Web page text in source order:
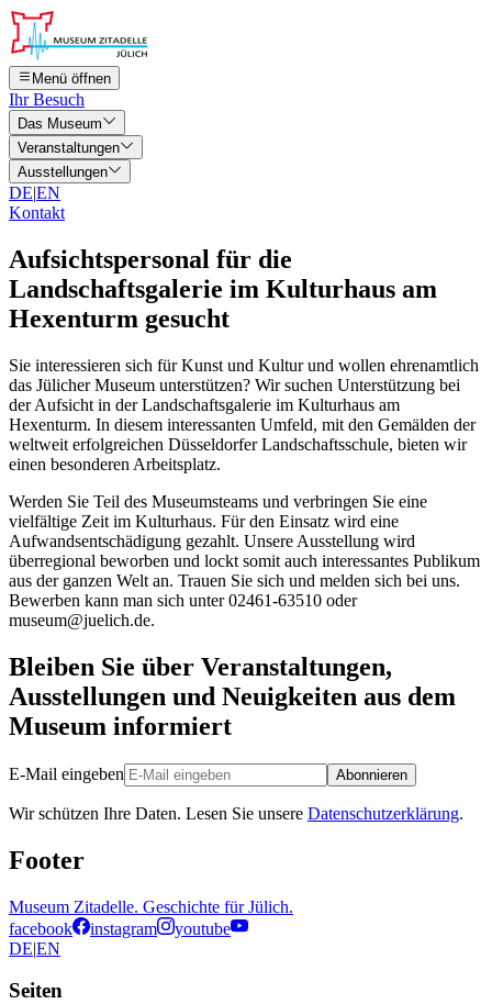
Menü öffnen
Ihr Besuch
Das Museum
Veranstaltungen
Ausstellungen
DE|EN
Kontakt
Aufsichtspersonal für die
Landschaftsgalerie im Kulturhaus am
Hexenturm gesucht
Sie interessieren sich für Kunst und Kultur und wollen ehrenamtlich
das Jülicher Museum unterstützen? Wir suchen Unterstützung bei
der Aufsicht in der Landschaftsgalerie im Kulturhaus am
Hexenturm. In diesem interessanten Umfeld, mit den Gemälden der
weltweit erfolgreichen Düsseldorfer Landschaftsschule, bieten wir
einen besonderen Arbeitsplatz.
Werden Sie Teil des Museumsteams und verbringen Sie eine
vielfältige Zeit im Kulturhaus. Für den Einsatz wird eine
Aufwandsentschädigung gezahlt. Unsere Ausstellung wird
überregional beworben und lockt somit auch interessantes Publikum
aus der ganzen Welt an. Trauen Sie sich und melden sich bei uns.
Bewerben kann man sich unter 02461-63510 oder
museum@juelich.de.
Bleiben Sie über Veranstaltungen,
Ausstellungen und Neuigkeiten aus dem
Museum informiert
E-Mail eingeben Abonnieren
Wir schützen Ihre Daten. Lesen Sie unsere Datenschutzerklärung.
Footer
Museum Zitadelle. Geschichte für Jülich.
facebook
instagram
youtube
DE|EN
Seiten